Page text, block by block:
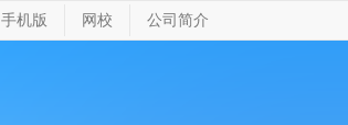
手机版 网校 公司简介